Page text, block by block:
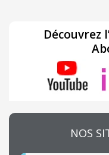
Découvrez
NOS